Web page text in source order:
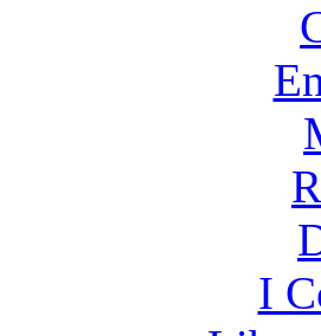
I